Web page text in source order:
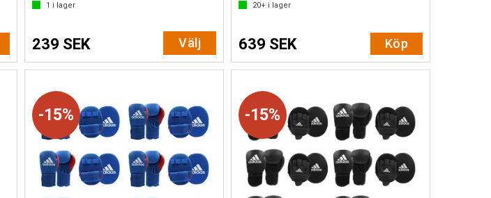
1 i lager
239 SEK Välj
20+ i lager
639 SEK Köp
15% 15%